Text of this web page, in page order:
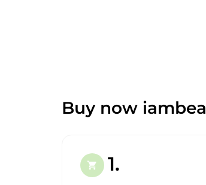
Buy now
shopping_cart 1.